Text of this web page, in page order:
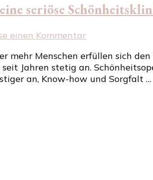
seriöse
einen Kommentarzu
mit
Schönheits-
OPs:
mehr Menschen erfüllen sich
Jahren stetig an.
an, Know-how und Sorgfalt …